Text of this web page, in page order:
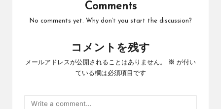
Comments
No comments yet. Why don’t you start the discussion?
コメントを残す
メールアドレスが公開されることはありません。 ※ が付い
ている欄は必須項目です